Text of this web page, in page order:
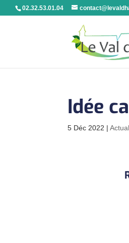
02.32.53.01.04
Idée
5 Déc 2022 |